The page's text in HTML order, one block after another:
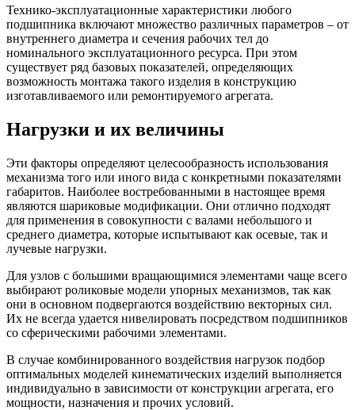
Технико-эксплуатационные характеристики любого
подшипника включают множество различных параметров – от
внутреннего диаметра и сечения рабочих тел до
номинального эксплуатационного ресурса. При этом
существует ряд базовых показателей, определяющих
возможность монтажа такого изделия в конструкцию
изготавливаемого или ремонтируемого агрегата.
Нагрузки и их величины
Эти факторы определяют целесообразность использования
механизма того или иного вида с конкретными показателями
габаритов. Наиболее востребованными в настоящее время
являются шариковые модификации. Они отлично подходят
для применения в совокупности с валами небольшого и
среднего диаметра, которые испытывают как осевые, так и
лучевые нагрузки.
Для узлов с большими вращающимися элементами чаще всего
выбирают роликовые модели упорных механизмов, так как
они в основном подвергаются воздействию векторных сил.
Их не всегда удается нивелировать посредством подшипников
со сферическими рабочими элементами.
В случае комбинированного воздействия нагрузок подбор
оптимальных моделей кинематических изделий выполняется
индивидуально в зависимости от конструкции агрегата, его
мощности, назначения и прочих условий.